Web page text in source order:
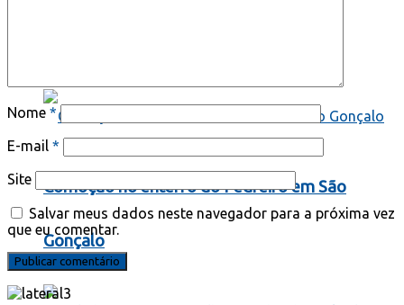
Comoção no enterro do Pedreiro em São
Gonçalo
Nome *
E-mail *
Site
Salvar meus dados neste navegador para a próxima vez
que eu comentar.